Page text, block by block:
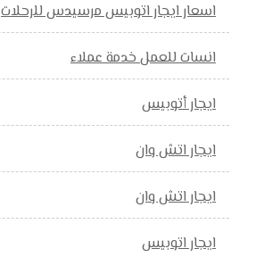
اسعار ايجار اتوبيس مرسيدس للرحلات
انسات للعمل خدمة عملاء
ايجار أتوبيس
ايجار اتش وان
ايجار اتش وان
ايجار اتوبيس